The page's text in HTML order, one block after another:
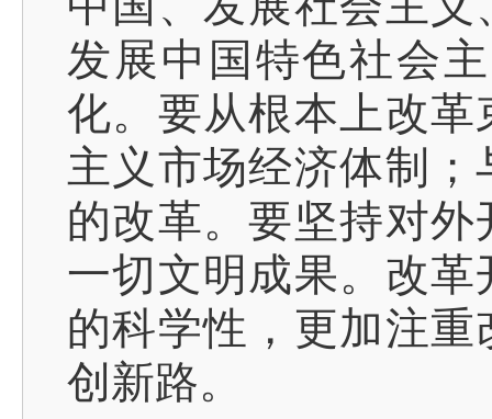
发展中国特色社会
化。要从根本上改
主义市场经济体制
的改革。要坚持对
一切文明成果。改
的科学性，更加注
创新路。